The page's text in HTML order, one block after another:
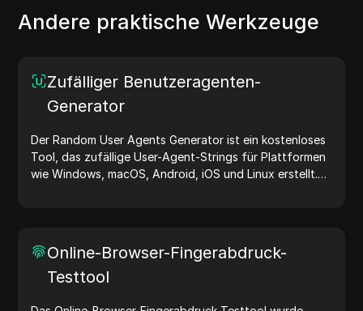
Andere praktische Werkzeuge
Zufälliger Benutzeragenten-
Generator
Der Random User Agents Generator ist ein kostenloses
Tool, das zufällige User-Agent-Strings für Plattformen
wie Windows, macOS, Android, iOS und Linux erstellt.
noch heute User-Agents!
Online-Browser-Fingerabdruck-
Testtool